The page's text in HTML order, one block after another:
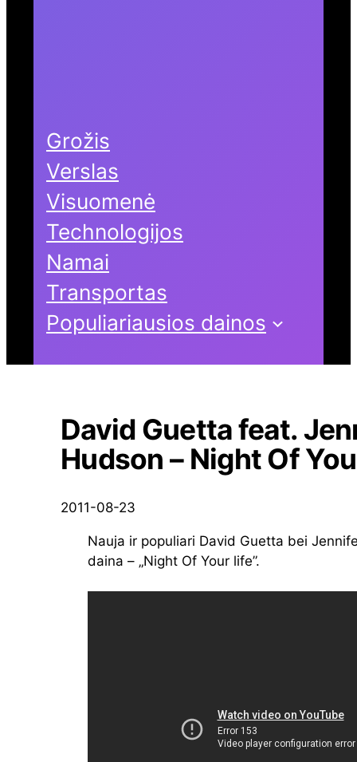
Grožis
Verslas
Visuomenė
Technologijos
Namai
Transportas
Populiariausios dainos
David Guetta feat.
Hudson – Night Of
2011-08-23
Nauja ir populiari David Guetta bei
daina – „Night Of Your life”.